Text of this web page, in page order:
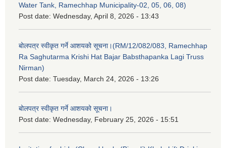
Water Tank, Ramechhap Municipality-02, 05, 06, 08)
Post date: Wednesday, April 8, 2026 - 13:43
बोलपत्र स्वीकृत गर्ने आशयको सूचना।(RM/12/082/083, Ramechhap
Ra Saghutarma Krishi Hat Bajar Babsthapanka Lagi Truss
Nirman)
Post date: Tuesday, March 24, 2026 - 13:26
बोलपत्र स्वीकृत गर्ने आशयको सूचना।
Post date: Wednesday, February 25, 2026 - 15:51